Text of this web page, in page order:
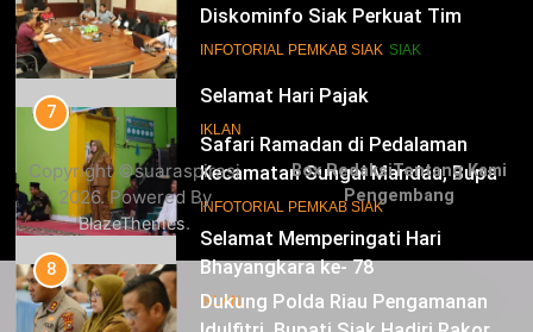
16
Selamat Hari Pajak
IKLAN
17
Selamat Memperingati Hari
Bhayangkara ke- 78
IKLAN
Diskominfo Siak Perkuat Tim
Tanggap Insiden Siber Mendukung
INFOTORIAL PEMKAB SIAK SIAK
7
Safari Ramadan di Pedalaman
Kecamatan Sungai Mandau, Bupati
Siak Jemput Aspirasi Warga
INFOTORIAL PEMKAB SIAK
8
Dukung Polda Riau Pengamanan
Copyright ©suaraspirasi
2026. Powered By
BlazeThemes.
Box RedaksiTentang Kami
Pengembang